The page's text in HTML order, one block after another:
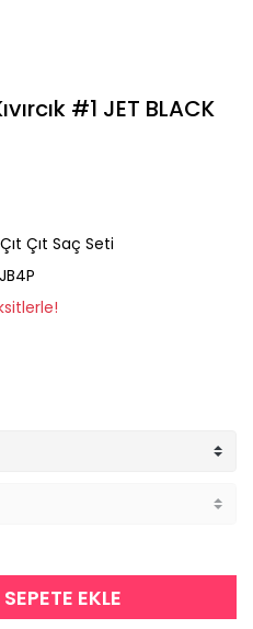
#1 JET BLACK
Çıt Saç Seti
SEPETE EKLE